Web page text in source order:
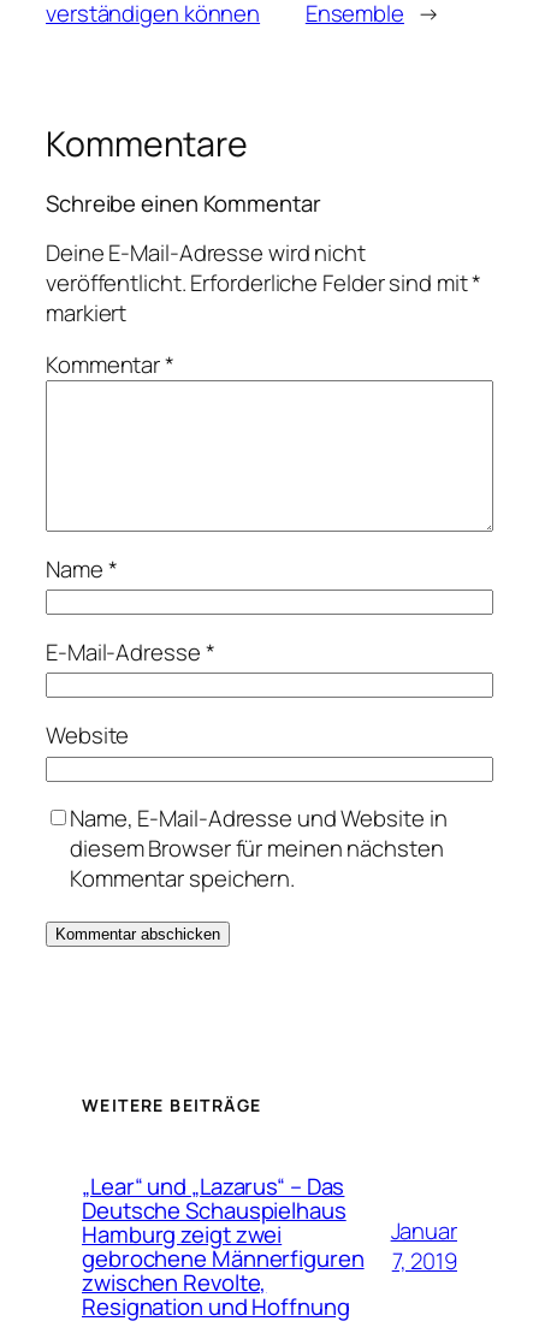
verständigen können
Ensemble →
Kommentare
Schreibe einen Kommentar
Deine E-Mail-Adresse wird nicht
veröffentlicht.Erforderliche Felder sind mit*
markiert
Kommentar*
Name*
E-Mail-Adresse*
Website
Name, E-Mail-Adresse und Website in
diesem Browser für meinen nächsten
Kommentar speichern.
WEITERE BEITRÄGE
„Lear“ und „Lazarus“ – Das
Deutsche Schauspielhaus
Hamburg zeigt zwei
gebrochene Männerfiguren
zwischen Revolte,
Resignation und Hoffnung
Januar
7, 2019